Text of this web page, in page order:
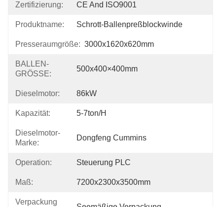
Zertifizierung: CE And ISO9001
Produktname: Schrott-Ballenpreßblockwinde
Presseraumgröße: 3000x1620x620mm
BALLEN-
GRÖSSE:
500x400×400mm
Dieselmotor: 86kW
Kapazität: 5-7ton/h
Dieselmotor-
Marke:
Dongfeng Cummins
Operation: Steuerung PLC
Maß: 7200x2300x3500mm
Verpackung